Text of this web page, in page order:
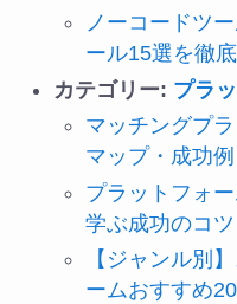
ノーコードツ
ール15選を徹底
カテゴリー: プラ
マッチングプ
マップ・成功
プラットフォ
学ぶ成功のコツ
【ジャンル別
ームおすすめ